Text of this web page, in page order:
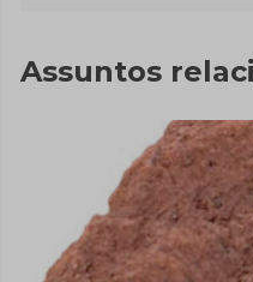
Assuntos